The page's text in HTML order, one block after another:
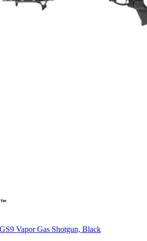
Vapor Gas Shotgun, Black